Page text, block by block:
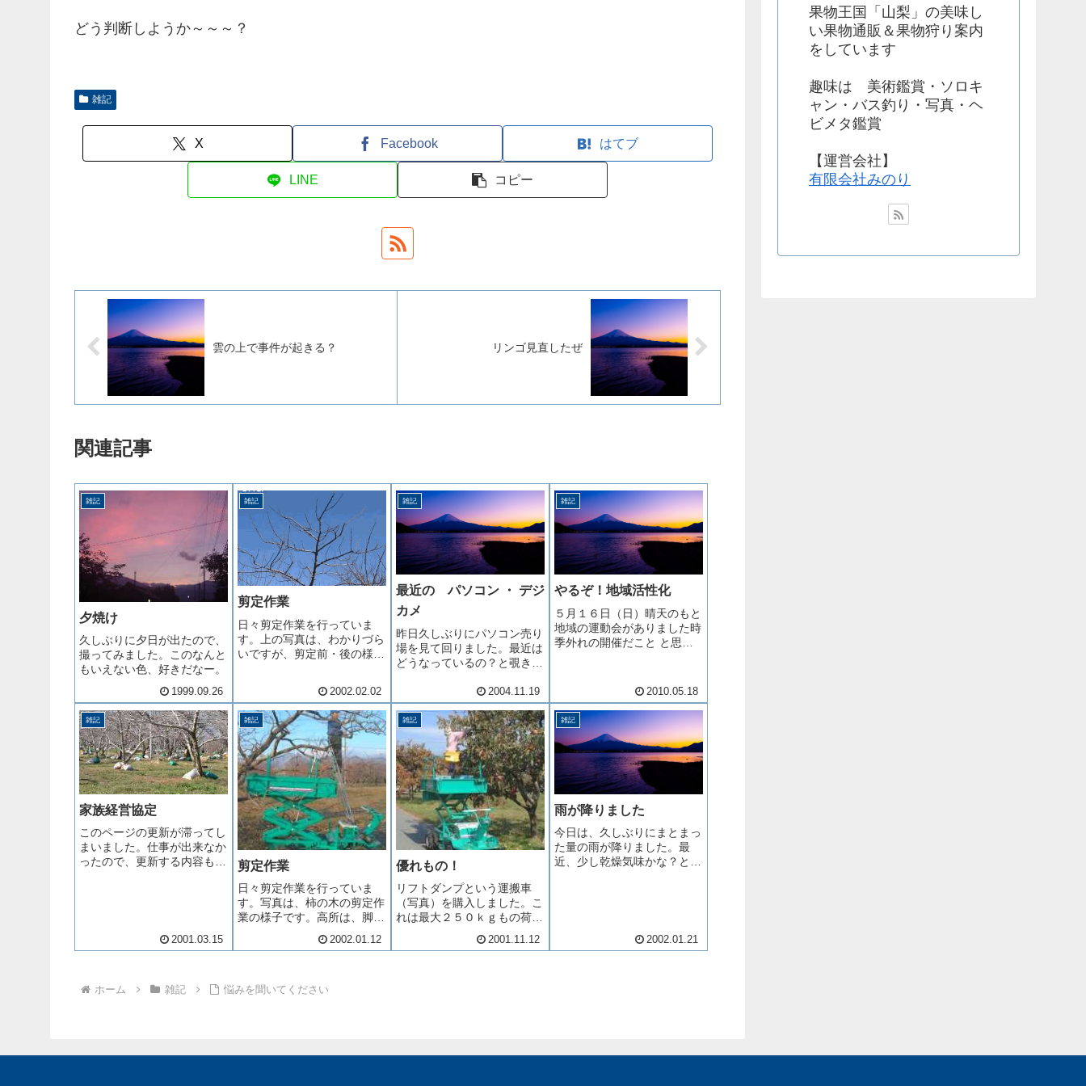
どう判断しようか～～～？
雑記
X Facebook はてブ
LINE コピー
雲の上で事件が起きる？ リンゴ見直したぜ
関連記事
雑記
夕焼け
久しぶりに夕日が出たので、
撮ってみました。このなんと
もいえない色、好きだなー。
1999.09.26
雑記
剪定作業
日々剪定作業を行っていま
す。上の写真は、わかりづら
いですが、剪定前・後の様子
かりでしょうか。剪定作業
は、私にとって３度目の経験
です。昨年までは試行錯誤で
したが、今回は３回目。だい
ぶ上達して...
2002.02.02
雑記
最近の パソコン ・ デジ
カメ
昨日久しぶりにパソコン売り
場を見て回りました。最近は
どうなっているの？と覗きに
レイが全て液晶にチェンジし
ていました。少し前までは、
割高感があったのですが、普
及価格になってきたんです
ね。テレビチューナー付きが
トレンド...
2004.11.19
雑記
やるぞ！地域活性化
５月１６日（日）晴天のもと
地域の運動会がありました時
季外れの開催だこと と思い
ごすことが出来ました我が家
族は近くに親類はいるものの
ここでは新参者顔を覚えても
らうために迷わず参加いたし
ました...
2010.05.18
雑記
家族経営協定
このページの更新が滞ってし
まいました。仕事が出来なか
ったので、更新する内容も無
す。今年も有機質肥料の施肥
を開始いたしました。例年通
2001.03.15
雑記
剪定作業
日々剪定作業を行っていま
す。写真は、柿の木の剪定作
業の様子です。高所は、脚立
や、昨年購入したリフトダン
プを使っています。当園で
がかかります。この時期の作
2002.01.12
雑記
優れもの！
リフトダンプという運搬車
（写真）を購入しました。こ
れは最大２５０ｋｇもの荷を
乗せて荷台を２．５ｍも上に
伸ばすことができます。小回
2001.11.12
雑記
雨が降りました
今日は、久しぶりにまとまっ
た量の雨が降りました。最
近、少し乾燥気味かな？と思
ですが、良い方へはずれたの
で結果オーライです。ここ１
2002.01.21
ホーム 雑記 悩みを聞いてください
果物王国「山梨」の美味し
い果物通販＆果物狩り案内
をしています
趣味は 美術鑑賞・ソロキ
ャン・バス釣り・写真・ヘ
ビメタ鑑賞
【運営会社】
有限会社みのり